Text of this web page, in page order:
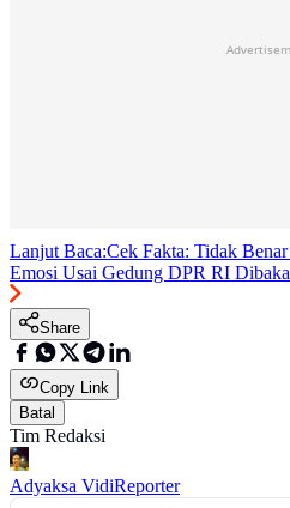
Lanjut Baca:Cek Fakta: Tidak
Emosi Usai Gedung DPR RI
Share
Copy Link
Batal
Tim Redaksi
Adyaksa VidiReporter